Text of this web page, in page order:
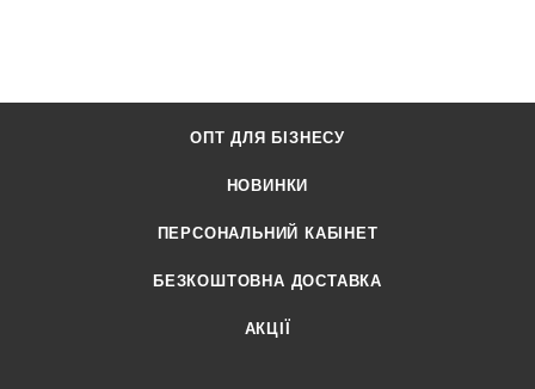
ОПТ ДЛЯ БІЗНЕСУ
НОВИНКИ
ПЕРСОНАЛЬНИЙ КАБІНЕТ
БЕЗКОШТОВНА ДОСТАВКА
АКЦІЇ